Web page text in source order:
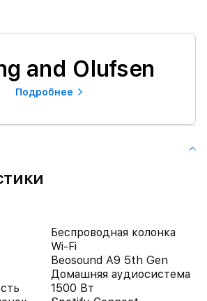
and Olufsen
Подробнее
Беспроводная колонка
Wi-Fi
Beosound A9 5th Gen
Домашняя аудиосистема
1500 Вт